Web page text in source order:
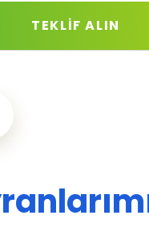
TEKLIF ALIN